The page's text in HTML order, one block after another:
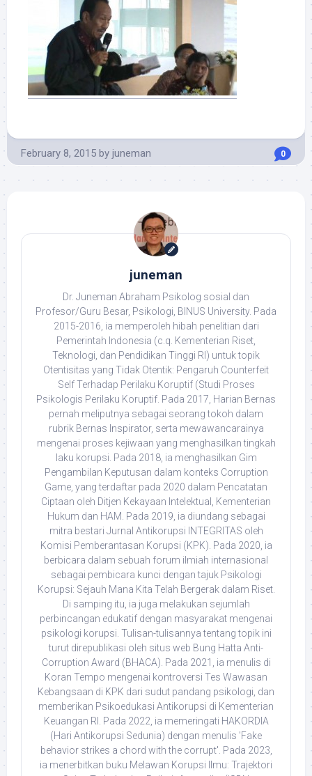
February 8, 2015 by juneman 0
juneman
Dr. Juneman Abraham Psikolog sosial dan
Profesor/Guru Besar, Psikologi, BINUS University. Pada
2015-2016, ia memperoleh hibah penelitian dari
Pemerintah Indonesia (c.q. Kementerian Riset,
Teknologi, dan Pendidikan Tinggi RI) untuk topik
Otentisitas yang Tidak Otentik: Pengaruh Counterfeit
Self Terhadap Perilaku Koruptif (Studi Proses
Psikologis Perilaku Koruptif. Pada 2017, Harian Bernas
pernah meliputnya sebagai seorang tokoh dalam
rubrik Bernas Inspirator, serta mewawancarainya
mengenai proses kejiwaan yang menghasilkan tingkah
laku korupsi. Pada 2018, ia menghasilkan Gim
Pengambilan Keputusan dalam konteks Corruption
Game, yang terdaftar pada 2020 dalam Pencatatan
Ciptaan oleh Ditjen Kekayaan Intelektual, Kementerian
Hukum dan HAM. Pada 2019, ia diundang sebagai
mitra bestari Jurnal Antikorupsi INTEGRITAS oleh
Komisi Pemberantasan Korupsi (KPK). Pada 2020, ia
berbicara dalam sebuah forum ilmiah internasional
sebagai pembicara kunci dengan tajuk Psikologi
Korupsi: Sejauh Mana Kita Telah Bergerak dalam Riset.
Di samping itu, ia juga melakukan sejumlah
perbincangan edukatif dengan masyarakat mengenai
psikologi korupsi. Tulisan-tulisannya tentang topik ini
turut direpublikasi oleh situs web Bung Hatta Anti-
Corruption Award (BHACA). Pada 2021, ia menulis di
Koran Tempo mengenai kontroversi Tes Wawasan
Kebangsaan di KPK dari sudut pandang psikologi, dan
memberikan Psikoedukasi Antikorupsi di Kementerian
Keuangan RI. Pada 2022, ia memeringati HAKORDIA
(Hari Antikorupsi Sedunia) dengan menulis 'Fake
behavior strikes a chord with the corrupt'. Pada 2023,
ia menerbitkan buku Melawan Korupsi Ilmu: Trajektori